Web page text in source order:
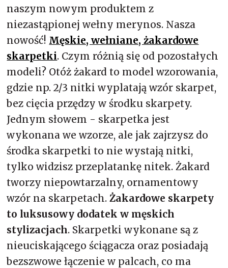
naszym nowym produktem z
niezastąpionej wełny merynos. Nasza
nowość! Męskie, wełniane, żakardowe
skarpetki. Czym różnią się od pozostałych
modeli? Otóż żakard to model wzorowania,
gdzie np. 2/3 nitki wyplatają wzór skarpet,
bez cięcia przędzy w środku skarpety.
Jednym słowem - skarpetka jest
wykonana we wzorze, ale jak zajrzysz do
środka skarpetki to nie wystają nitki,
tylko widzisz przeplatankę nitek. Żakard
tworzy niepowtarzalny, ornamentowy
wzór na skarpetach. Żakardowe skarpety
to luksusowy dodatek w męskich
stylizacjach. Skarpetki wykonane są z
nieuciskającego ściągacza oraz posiadają
bezszwowe łączenie w palcach, co ma